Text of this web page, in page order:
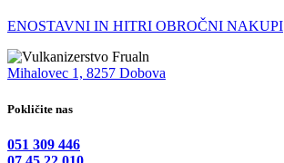
ENOSTAVNI IN HITRI OBROČNI NAKUPI
Mihalovec 1, 8257 Dobova
Pokličite nas
051 309 446